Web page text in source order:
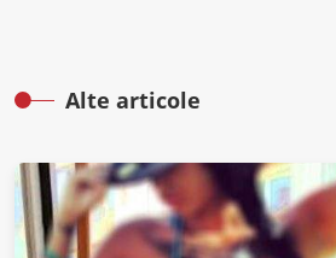
Alte articole